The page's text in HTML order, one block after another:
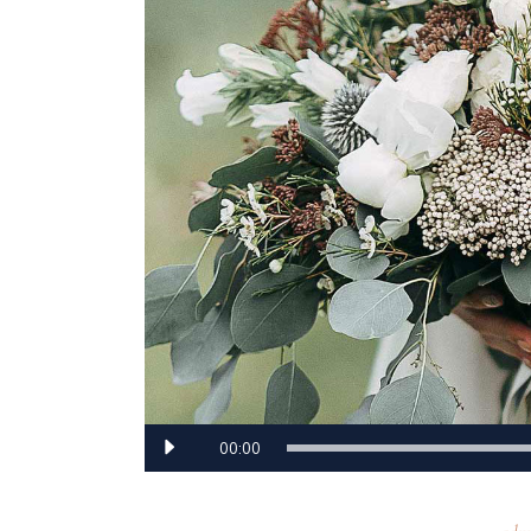
Audio-
Player
00:00